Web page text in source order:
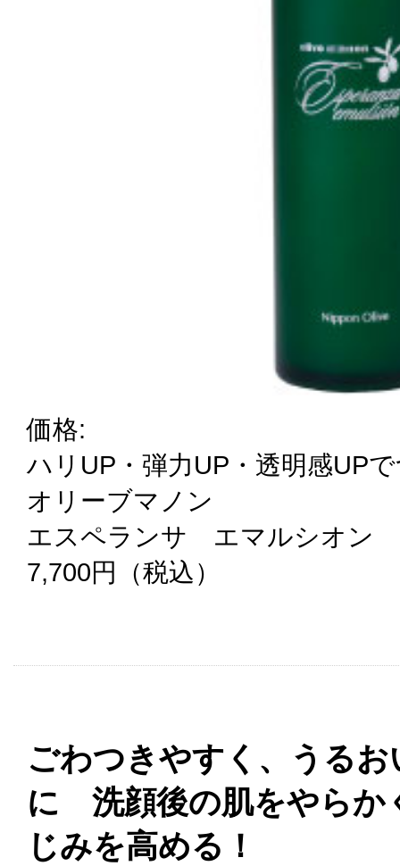
価格:
ハリUP・弾力UP・透明感UP
オリーブマノン
エスペランサ エマルシオン
7,700円（税込）
ごわつきやすく、うる
に 洗顔後の肌をやらか
じみを高める！